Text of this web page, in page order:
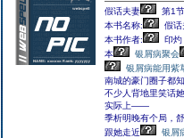
假话夫妻
第1节
本书名称:
假话
本书作者:
印灼
本
银屑病聚会
银屑病能用紫
南城的豪门圈子都
不少人背地里笑话
实际上——
季析明晚有个局，
跟她走近
银屑